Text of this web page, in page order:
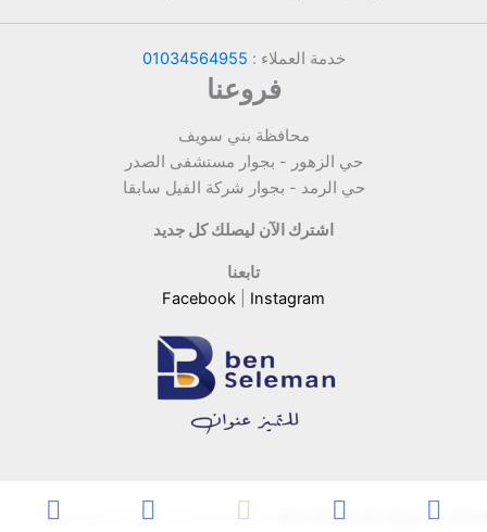
خدمة العملاء : 01034564955
فروعنا
محافظة بني سويف
حي الزهور - بجوار مستشفى الصدر
حي الرمد - بجوار شركة الفيل سابقا
اشترك الآن ليصلك كل جديد
تابعنا
Facebook
Instagram
Copyright © 2026 | Powered by Ben Seleman Hypermarket